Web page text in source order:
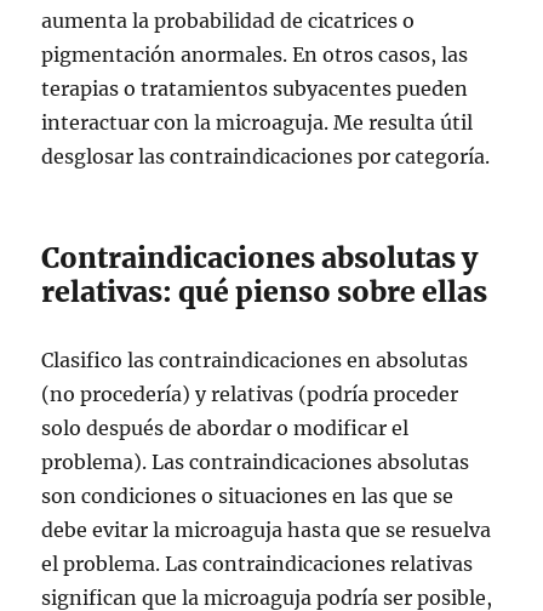
aumenta la probabilidad de cicatrices o
pigmentación anormales. En otros casos, las
terapias o tratamientos subyacentes pueden
interactuar con la microaguja. Me resulta útil
desglosar las contraindicaciones por categoría.
Contraindicaciones absolutas y
relativas: qué pienso sobre ellas
Clasifico las contraindicaciones en absolutas
(no procedería) y relativas (podría proceder
solo después de abordar o modificar el
problema). Las contraindicaciones absolutas
son condiciones o situaciones en las que se
debe evitar la microaguja hasta que se resuelva
el problema. Las contraindicaciones relativas
significan que la microaguja podría ser posible,